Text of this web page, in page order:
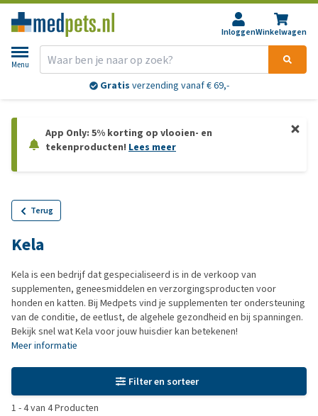
InloggenWinkelwagen
Menu
Gratis verzending vanaf € 69,-
App Only: 5% korting op vlooien- en
tekenproducten! Lees meer
Terug
Kela
Kela is een bedrijf dat gespecialiseerd is in de verkoop van
supplementen, geneesmiddelen en verzorgingsproducten voor
honden en katten. Bij Medpets vind je supplementen ter ondersteuning
van de conditie, de eetlust, de algehele gezondheid en bij spanningen.
Bekijk snel wat Kela voor jouw huisdier kan betekenen!
Meer informatie
Filter en sorteer
1 -4van 4Producten